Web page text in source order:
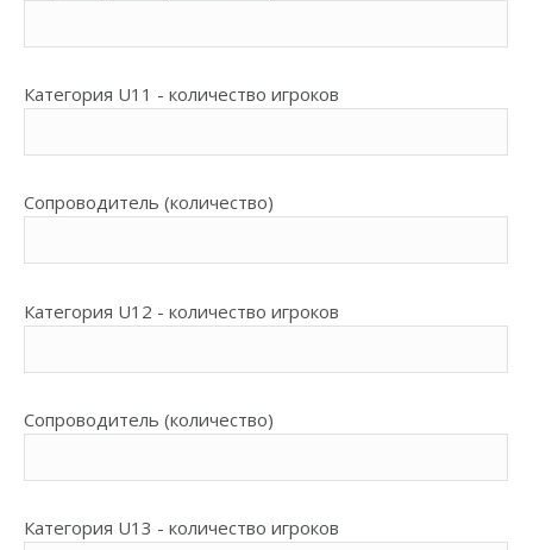
Категория U11 - количество игроков
Сопроводитель (количество)
Категория U12 - количество игроков
Сопроводитель (количество)
Категория U13 - количество игроков